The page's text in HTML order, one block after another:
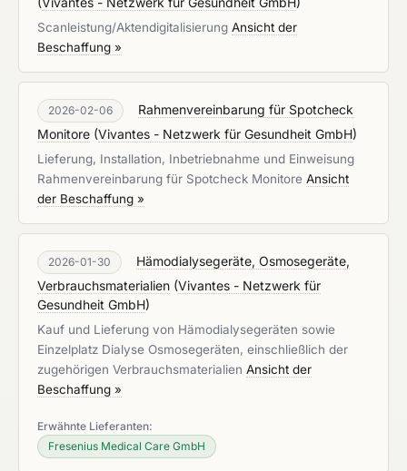
Scanleistung/Aktendigitalisierung Ansicht der
Beschaffung »
2026-02-06
Rahmenvereinbarung für Spotcheck
Monitore (Vivantes - Netzwerk für Gesundheit GmbH)
Lieferung, Installation, Inbetriebnahme und Einweisung
Rahmenvereinbarung für Spotcheck Monitore Ansicht
der Beschaffung »
2026-01-30
Hämodialysegeräte, Osmosegeräte,
Verbrauchsmaterialien (Vivantes - Netzwerk für
Gesundheit GmbH)
Kauf und Lieferung von Hämodialysegeräten sowie
Einzelplatz Dialyse Osmosegeräten, einschließlich der
zugehörigen Verbrauchsmaterialien Ansicht der
Beschaffung »
Erwähnte Lieferanten:
Fresenius Medical Care GmbH